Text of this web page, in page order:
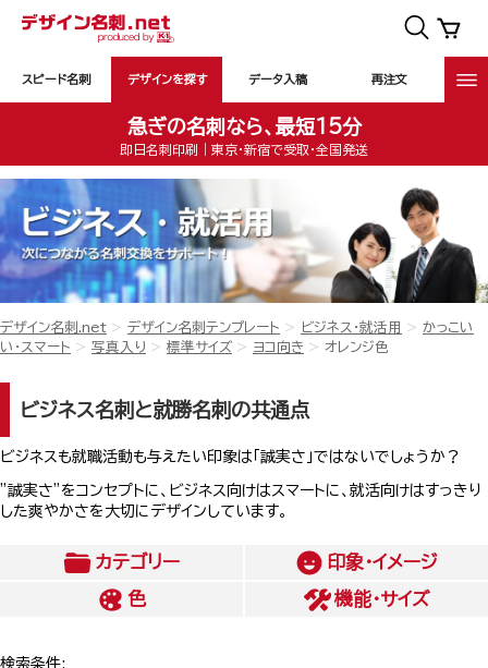
スピード名刺 デザインを探す データ入稿 再注文
急ぎの名刺なら、最短15分
即日名刺印刷｜東京・新宿で受取・全国発送
デザイン名刺.net デザイン名刺テンプレート ビジネス・就活用
かっこい
い・スマート
写真入り 標準サイズ ヨコ向き オレンジ色
ビジネス名刺と就勝名刺の共通点
ビジネスも就職活動も与えたい印象は「誠実さ」ではないでしょうか？
”誠実さ”をコンセプトに、ビジネス向けはスマートに、就活向けはすっきり
した爽やかさを大切にデザインしています。
カテゴリー
印象・イメージ
色
機能・サイズ
検索条件: